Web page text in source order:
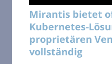
Mirantis bietet
Kubernetes-
proprietären
vollständig